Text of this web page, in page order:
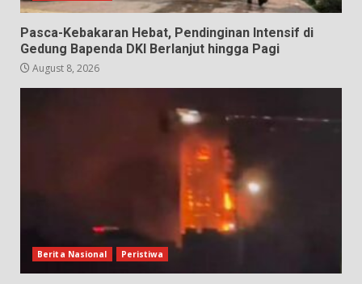
Pasca-Kebakaran Hebat, Pendinginan Intensif di
Gedung Bapenda DKI Berlanjut hingga Pagi
August 8, 2026
Berita Nasional Peristiwa